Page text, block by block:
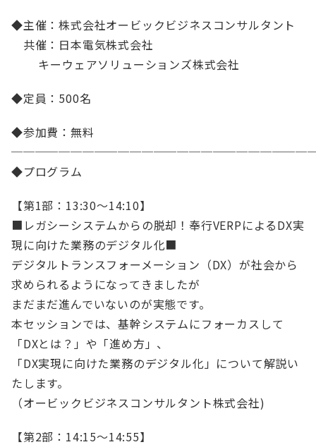
◆主催：株式会社オービックビジネスコンサルタント
共催：日本電気株式会社
キーウェアソリューションズ株式会社
◆定員：500名
◆参加費：無料
◆プログラム
【第1部：13:30～14:10】
■レガシーシステムからの脱却！奉行VERPによるDX実
現に向けた業務のデジタル化■
デジタルトランスフォーメーション（DX）が社会から
求められるようになってきましたが
まだまだ進んでいないのが実態です。
本セッションでは、基幹システムにフォーカスして
「DXとは？」や「進め方」、
「DX実現に向けた業務のデジタル化」について解説い
たします。
（オービックビジネスコンサルタント株式会社)
【第2部：14:15～14:55】